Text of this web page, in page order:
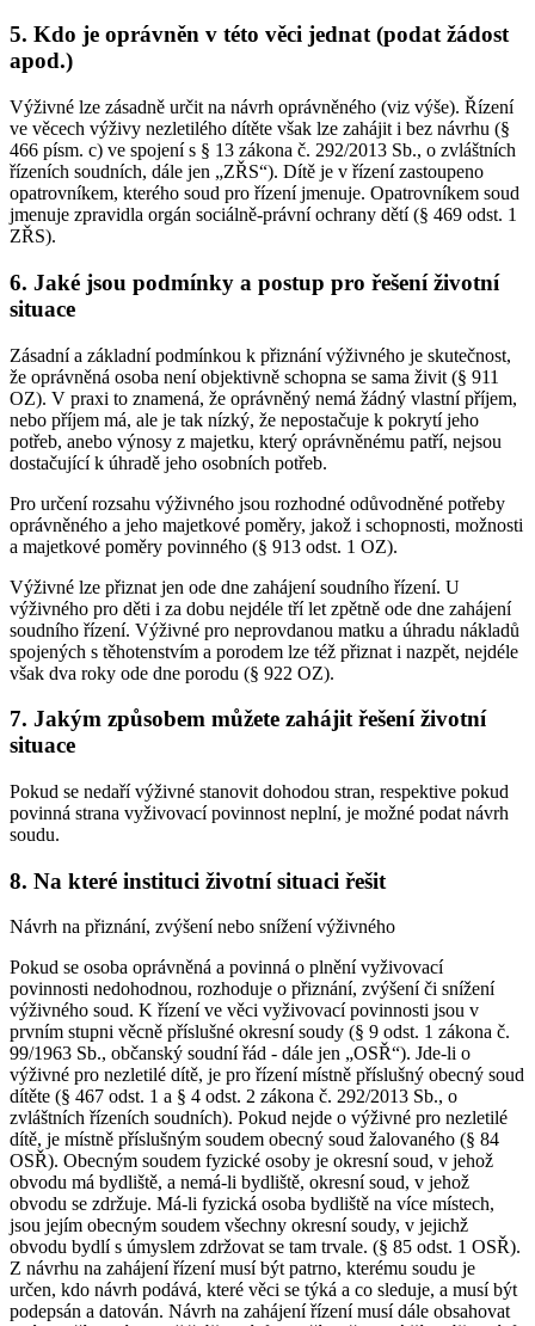
5. Kdo je oprávněn v této věci jednat (podat žádost
apod.)
Výživné lze zásadně určit na návrh oprávněného (viz výše). Řízení
ve věcech výživy nezletilého dítěte však lze zahájit i bez návrhu (§
466 písm. c) ve spojení s § 13 zákona č. 292/2013 Sb., o zvláštních
řízeních soudních, dále jen „ZŘS“). Dítě je v řízení zastoupeno
opatrovníkem, kterého soud pro řízení jmenuje. Opatrovníkem soud
jmenuje zpravidla orgán sociálně-právní ochrany dětí (§ 469 odst. 1
ZŘS).
6. Jaké jsou podmínky a postup pro řešení životní
situace
Zásadní a základní podmínkou k přiznání výživného je skutečnost,
že oprávněná osoba není objektivně schopna se sama živit (§ 911
OZ). V praxi to znamená, že oprávněný nemá žádný vlastní příjem,
nebo příjem má, ale je tak nízký, že nepostačuje k pokrytí jeho
potřeb, anebo výnosy z majetku, který oprávněnému patří, nejsou
dostačující k úhradě jeho osobních potřeb.
Pro určení rozsahu výživného jsou rozhodné odůvodněné potřeby
oprávněného a jeho majetkové poměry, jakož i schopnosti, možnosti
a majetkové poměry povinného (§ 913 odst. 1 OZ).
Výživné lze přiznat jen ode dne zahájení soudního řízení. U
výživného pro děti i za dobu nejdéle tří let zpětně ode dne zahájení
soudního řízení. Výživné pro neprovdanou matku a úhradu nákladů
spojených s těhotenstvím a porodem lze též přiznat i nazpět, nejdéle
však dva roky ode dne porodu (§ 922 OZ).
7. Jakým způsobem můžete zahájit řešení životní
situace
Pokud se nedaří výživné stanovit dohodou stran, respektive pokud
povinná strana vyživovací povinnost neplní, je možné podat návrh
soudu.
8. Na které instituci životní situaci řešit
Návrh na přiznání, zvýšení nebo snížení výživného
Pokud se osoba oprávněná a povinná o plnění vyživovací
povinnosti nedohodnou, rozhoduje o přiznání, zvýšení či snížení
výživného soud. K řízení ve věci vyživovací povinnosti jsou v
prvním stupni věcně příslušné okresní soudy (§ 9 odst. 1 zákona č.
99/1963 Sb., občanský soudní řád - dále jen „OSŘ“). Jde-li o
výživné pro nezletilé dítě, je pro řízení místně příslušný obecný soud
dítěte (§ 467 odst. 1 a § 4 odst. 2 zákona č. 292/2013 Sb., o
zvláštních řízeních soudních). Pokud nejde o výživné pro nezletilé
dítě, je místně příslušným soudem obecný soud žalovaného (§ 84
OSŘ). Obecným soudem fyzické osoby je okresní soud, v jehož
obvodu má bydliště, a nemá-li bydliště, okresní soud, v jehož
obvodu se zdržuje. Má-li fyzická osoba bydliště na více místech,
jsou jejím obecným soudem všechny okresní soudy, v jejichž
obvodu bydlí s úmyslem zdržovat se tam trvale. (§ 85 odst. 1 OSŘ).
Z návrhu na zahájení řízení musí být patrno, kterému soudu je
určen, kdo návrh podává, které věci se týká a co sleduje, a musí být
podepsán a datován. Návrh na zahájení řízení musí dále obsahovat